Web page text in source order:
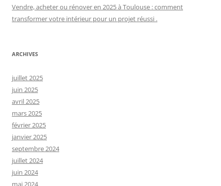
Vendre, acheter ou rénover en 2025 à Toulouse : comment
transformer votre intérieur pour un projet réussi .
ARCHIVES
juillet 2025
juin 2025
avril 2025
mars 2025
février 2025
janvier 2025
septembre 2024
juillet 2024
juin 2024
mai 2024